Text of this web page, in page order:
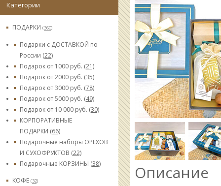
Категории
ПОДАРКИ (360)
Подарки с ДОСТАВКОЙ по
России (22)
Подарок от 1000 руб. (21)
Подарок от 2000 руб. (35)
Подарок от 3000 руб. (78)
Подарок от 5000 руб. (49)
Подарок от 10 000 руб. (30)
КОРПОРАТИВНЫЕ
ПОДАРКИ (66)
Подарочные наборы ОРЕХОВ
И СУХОФРУКТОВ (22)
Подарочные КОРЗИНЫ (38)
КОФЕ (32) Описание